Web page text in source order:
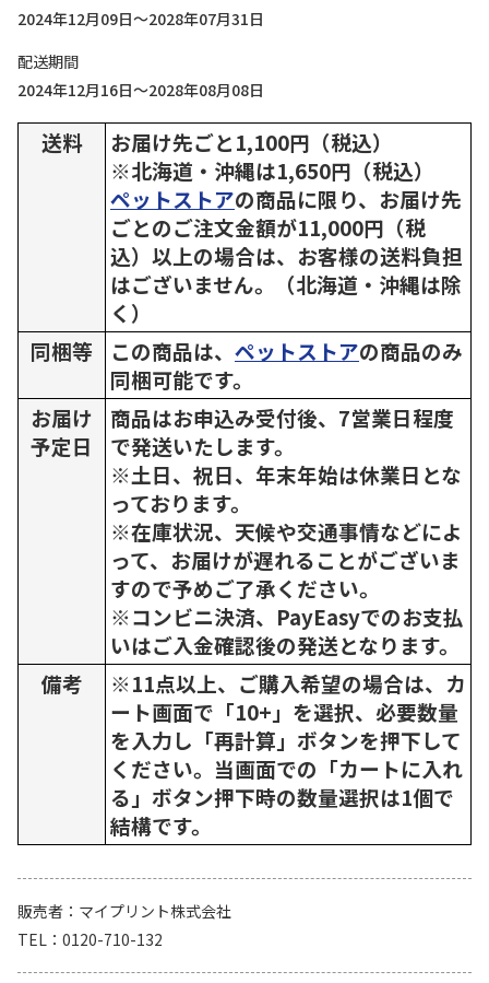
2024年12月09日～2028年07月31日
配送期間
2024年12月16日～2028年08月08日
送料
お届け先ごと1,100円（税込）
※北海道・沖縄は1,650円（税込）
ペットストアの商品に限り、お届け先
ごとのご注文金額が11,000円（税
込）以上の場合は、お客様の送料負担
はございません。（北海道・沖縄は除
く）
同梱等
この商品は、 ペットストアの商品のみ
同梱可能です。
お届け
予定日
商品はお申込み受付後、7営業日程度
で発送いたします。
※土日、祝日、年末年始は休業日とな
っております。
※在庫状況、天候や交通事情などによ
って、お届けが遅れることがございま
すので予めご了承ください。
※コンビニ決済、PayEasyでのお支払
いはご入金確認後の発送となります。
備考
※11点以上、ご購入希望の場合は、カ
ート画面で「10+」を選択、必要数量
を入力し「再計算」ボタンを押下して
ください。当画面での「カートに入れ
る」ボタン押下時の数量選択は1個で
結構です。
販売者
マイプリント株式会社
TEL
0120-710-132